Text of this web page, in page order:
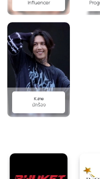
Program Producer